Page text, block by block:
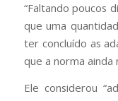
“Faltando poucos
que uma
ter concluído as
que a norma ainda
Ele considerou